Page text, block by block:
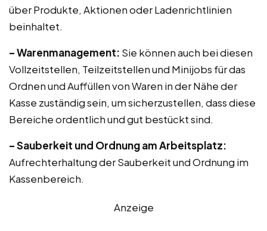
über Produkte, Aktionen oder Ladenrichtlinien
beinhaltet.
– Warenmanagement: Sie können auch bei diesen
Vollzeitstellen, Teilzeitstellen und Minijobs für das
Ordnen und Auffüllen von Waren in der Nähe der
Kasse zuständig sein, um sicherzustellen, dass diese
Bereiche ordentlich und gut bestückt sind.
– Sauberkeit und Ordnung am Arbeitsplatz:
Aufrechterhaltung der Sauberkeit und Ordnung im
Kassenbereich.
Anzeige